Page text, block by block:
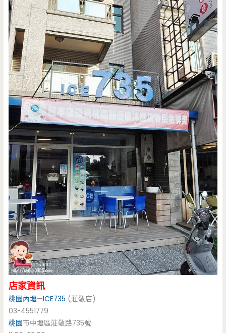
店家資訊
桃園內壢—ICE735 (莊敬店)
03-4551779
桃園市中壢區莊敬路735號